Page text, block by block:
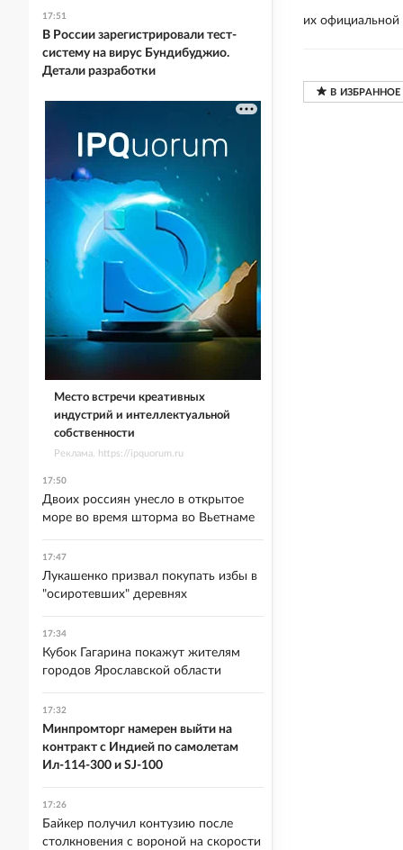
их официальной
17:51
В России зарегистрировали тест-
систему на вирус Бундибуджио.
Детали разработки
Место встречи креативных
индустрий и интеллектуальной
собственности
Реклама. https://ipquorum.ru
17:50
Двоих россиян унесло в открытое
море во время шторма во Вьетнаме
17:47
Лукашенко призвал покупать избы в
"осиротевших" деревнях
17:34
Кубок Гагарина покажут жителям
городов Ярославской области
17:32
Минпромторг намерен выйти на
контракт с Индией по самолетам
Ил-114-300 и SJ-100
17:26
Байкер получил контузию после
столкновения с вороной на скорости